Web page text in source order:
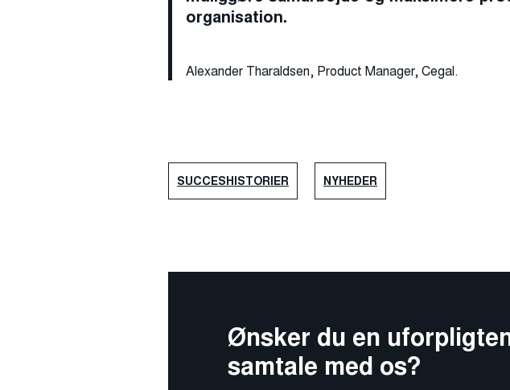
organisation.
Alexander Tharaldsen, Product Manager, Cegal.
SUCCESHISTORIER NYHEDER
Ønsker du en
samtale med os?